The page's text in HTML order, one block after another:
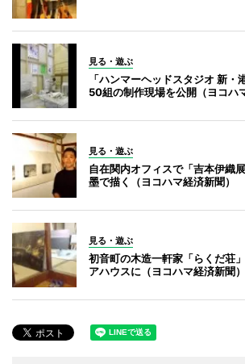
見る・遊ぶ
「ハンマーヘッドスタジオ 新・
50組の制作現場を公開（ヨコハ
見る・遊ぶ
自在関内オフィスで「吉本伊織
墨で描く（ヨコハマ経済新聞）
見る・遊ぶ
初音町の木造一軒家「らくだ荘
アハウスに（ヨコハマ経済新聞）